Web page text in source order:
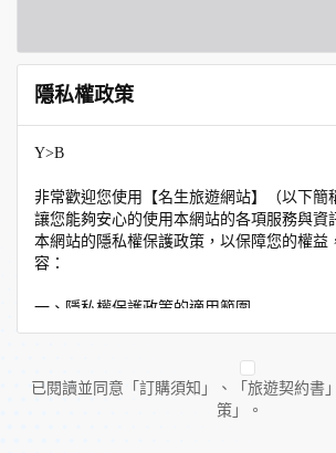
隱私權政策
Y>B
非常歡迎您使用【名生旅遊網站】（以下簡
讓您能夠安心的使用本網站的各項服務與資
本網站的隱私權保護政策，以保障您的權益
容：
一、隱私權保護政策的適用範圍
隱私權保護政策內容，包括本網站如何處理
外的相關連結網站，也不適用於非本網站所
人員。
已閱讀並同意「訂購須知」、「旅遊契約書
策」。